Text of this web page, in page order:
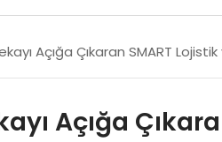
Açığa Çıkaran SMART
Açığa